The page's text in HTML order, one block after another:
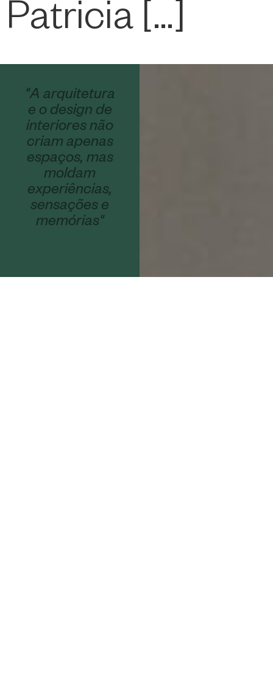
Patricia […]
"A arquitetura
e o design de
interiores não
criam apenas
espaços, mas
moldam
experiências,
sensações e
memórias"